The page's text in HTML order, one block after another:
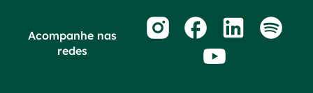
Acompanhe nas
redes